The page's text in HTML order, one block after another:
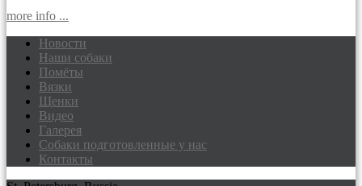
more info ...
Доберманы питомник Via Felicium,
щенки добермана
Новости
Наши собаки
Помёты
Вязки
Щенки
Видео
Галерея
Собаки подготовленные у нас
Контакты